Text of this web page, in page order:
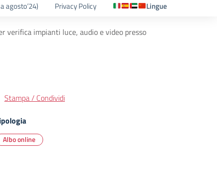
agosto’24) Privacy Policy Lingue
verifica impianti luce, audio e video presso
Stampa / Condividi
Albo online